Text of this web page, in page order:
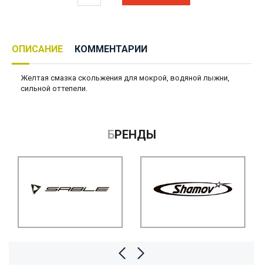
ОПИСАНИЕ КОММЕНТАРИИ
Желтая смазка скольжения для мокрой, водяной лыжни,
сильной оттепели.
БРЕНДЫ